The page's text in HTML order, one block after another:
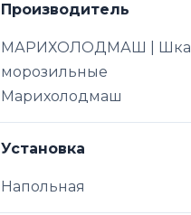
Производитель
МАРИХОЛОДМАШ |
морозильные
Марихолодмаш
Установка
Напольная